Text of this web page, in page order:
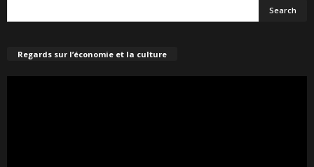
Regards sur l’économie et la culture